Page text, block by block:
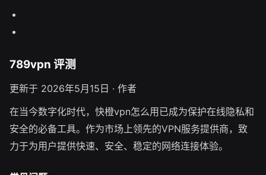
789vpn 评测
更新于 2026年5月15日 · 作者
在当今数字化时代，快橙vpn怎么用已成为保护在线隐私和
安全的必备工具。作为市场上领先的VPN服务提供商，致
力于为用户提供快速、安全、稳定的网络连接体验。